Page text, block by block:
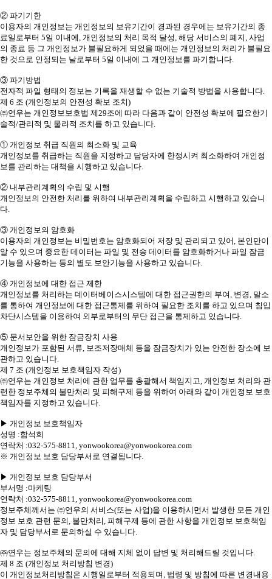
② 파기기한
이용자의 개인정보는 개인정보의 보유기간이 경과된 경우에는 보유기간의 종
료일로부터 5일 이내에, 개인정보의 처리 목적 달성, 해당 서비스의 폐지, 사업
의 종료 등 그 개인정보가 불필요하게 되었을 때에는 개인정보의 처리가 불필요
한 것으로 인정되는 날로부터 5일 이내에 그 개인정보를 파기합니다.
③ 파기방법
전자적 파일 형태의 정보는 기록을 재생할 수 없는 기술적 방법을 사용합니다.
제 6 조 (개인정보의 안전성 확보 조치)
㈜연우는 개인정보보호법 제29조에 따라 다음과 같이 안전성 확보에 필요한기
술적/관리적 및 물리적 조치를 하고 있습니다.
① 개인정보 취급 직원의 최소화 및 교육
개인정보를 취급하는 직원을 지정하고 담당자에 한정시켜 최소화하여 개인정
보를 관리하는 대책을 시행하고 있습니다.
② 내부관리계획의 수립 및 시행
개인정보의 안전한 처리를 위하여 내부관리계획을 수립하고 시행하고 있습니
다.
③ 개인정보의 암호화
이용자의 개인정보는 비밀번호는 암호화되어 저장 및 관리되고 있어, 본인만이
알 수 있으며 중요한 데이터는 파일 및 전송 데이터를 암호화하거나 파일 잠금
기능을 사용하는 등의 별도 보안기능을 사용하고 있습니다.
④ 개인정보에 대한 접근 제한
개인정보를 처리하는 데이터베이스시스템에 대한 접근권한의 부여, 변경, 말소
를 통하여 개인정보에 대한 접근통제를 위하여 필요한 조치를 하고 있으며 침입
차단시스템을 이용하여 외부로부터의 무단 접근을 통제하고 있습니다.
⑤ 문서보안을 위한 잠금장치 사용
개인정보가 포함된 서류, 보조저장매체 등을 잠금장치가 있는 안전한 장소에 보
관하고 있습니다.
제 7 조 (개인정보 보호책임자 작성)
㈜연우는 개인정보 처리에 관한 업무를 총괄해서 책임지고, 개인정보 처리와 관
련한 정보주체의 불만처리 및 피해구제 등을 위하여 아래와 같이 개인정보 보호
책임자를 지정하고 있습니다.
▶ 개인정보 보호책임자
성명 :함석희
연락처 :032-575-8811, yonwookorea@yonwookorea.com
※ 개인정보 보호 담당부서로 연결됩니다.
▶ 개인정보 보호 담당부서
부서명 :마케팅
연락처 :032-575-8811, yonwookorea@yonwookorea.com
정보주체께서는 ㈜연우의 서비스(또는 사업)을 이용하시면서 발생한 모든 개인
정보 보호 관련 문의, 불만처리, 피해구제 등에 관한 사항을 개인정보 보호책임
자 및 담당부서로 문의하실 수 있습니다.
㈜연우는 정보주체의 문의에 대해 지체 없이 답변 및 처리해드릴 것입니다.
제 8 조 (개인정보 처리방침 변경)
이 개인정보처리방침은 시행일로부터 적용되며, 법령 및 방침에 따른 변경내용